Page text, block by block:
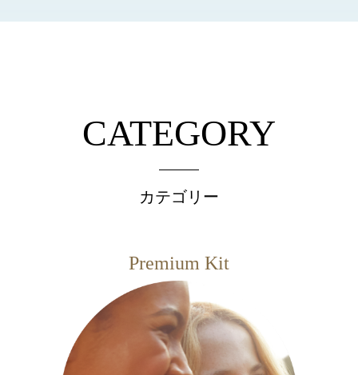
CATEGORY
カテゴリー
Premium Kit